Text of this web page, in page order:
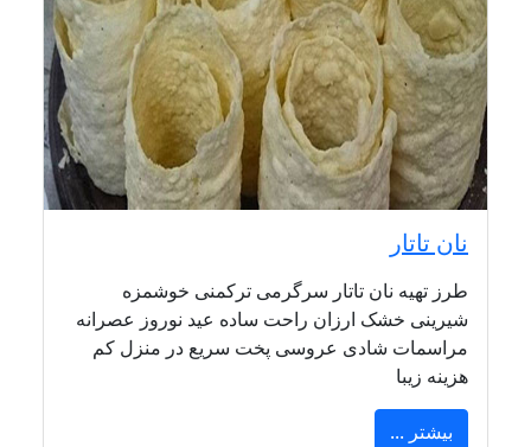
نان تاتار
طرز تهیه نان تاتار سرگرمی ترکمنی خوشمزه
شیرینی خشک ارزان راحت ساده عید نوروز عصرانه
مراسمات شادی عروسی پخت سریع در منزل کم
هزینه زیبا
بیشتر ...